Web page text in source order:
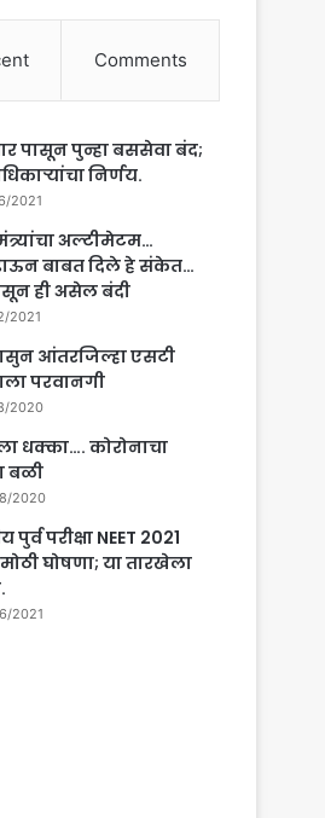
Comments
पासून पुन्हा बससेवा बंद;
निर्णय.
2021
अल्टीमेटम…
बाबत दिले हे संकेत…
ही असेल बंदी
2021
आंतरजिल्हा एसटी
परवानगी
2020
धक्का…. कोरोनाचा
बळी
2020
पुर्व परीक्षा NEET 2021
घोषणा; या तारखेला
2021